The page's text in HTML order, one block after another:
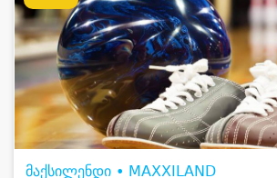
მაქსილენდი • MAXXILAND